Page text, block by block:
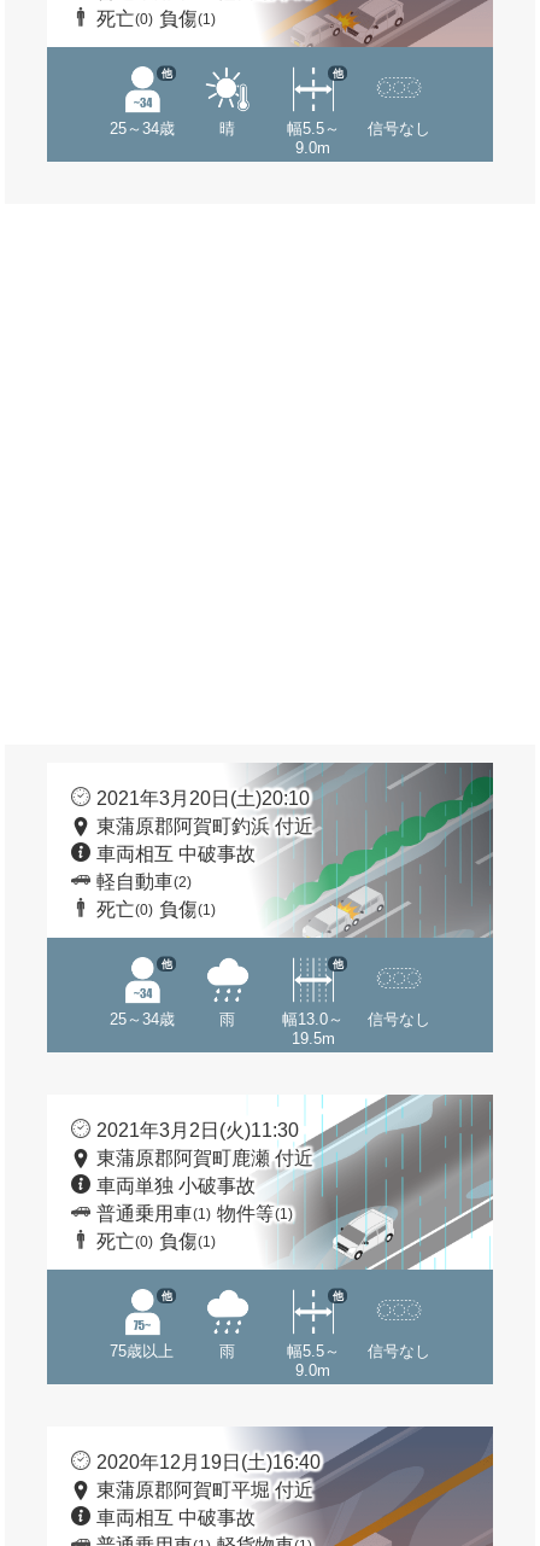
死亡(0) 負傷(1)
25～34歳
他
晴
幅5.5～
9.0m
他
信号なし
2021年3月20日(土)20:10
東蒲原郡阿賀町釣浜 付近
車両相互 中破事故
軽自動車(2)
死亡(0) 負傷(1)
25～34歳
他
雨
幅13.0～
19.5m
他
信号なし
2021年3月2日(火)11:30
東蒲原郡阿賀町鹿瀬 付近
車両単独 小破事故
普通乗用車(1) 物件等(1)
死亡(0) 負傷(1)
75歳以上
他
雨
幅5.5～
9.0m
他
信号なし
2020年12月19日(土)16:40
東蒲原郡阿賀町平堀 付近
車両相互 中破事故